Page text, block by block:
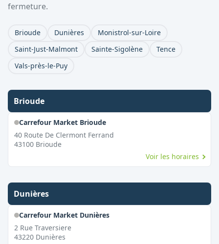
fermeture.
Brioude Dunières
Monistrol-sur-Loire
Saint-Just-Malmont
Sainte-Sigolène
Tence
Vals-près-le-Puy
Brioude
Carrefour Market Brioude
40 Route De Clermont Ferrand
43100 Brioude
Voir les horaires
Dunières
Carrefour Market Dunières
2 Rue Traversiere
43220 Dunières